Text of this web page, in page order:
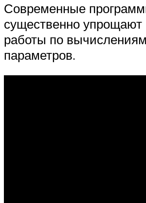
Современные
существенно упрощают
работы по
параметров.